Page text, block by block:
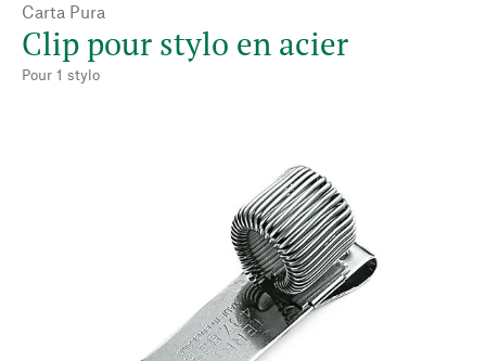
Carta Pura
Clip pour stylo en acier
Pour 1 stylo